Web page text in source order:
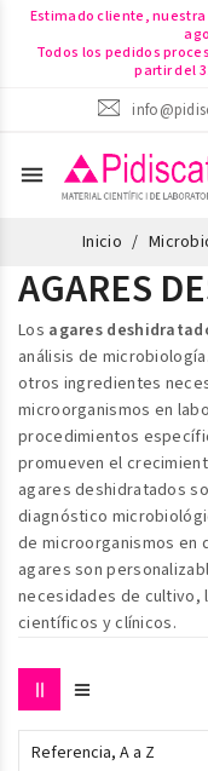
Estimado cliente,
Todos los pedidos
partir del
menu
Inicio
AGARES
Los agares
análisis de
otros ingredientes
microorganismos en
procedimientos
promueven el
agares deshidratados
diagnóstico
de microorganismos en
agares son
necesidades de cultivo,
científicos y clínicos.
Referencia, A a Z